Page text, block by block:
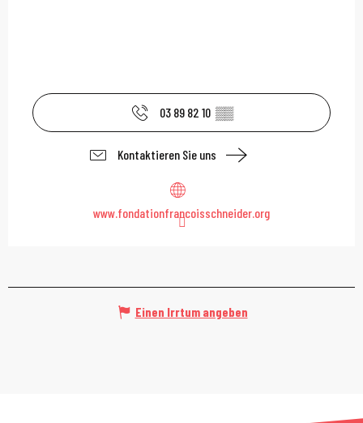
03 89 82 10 ▒▒
Kontaktieren Sie uns
www.fondationfrancoisschneider.org
Einen Irrtum angeben